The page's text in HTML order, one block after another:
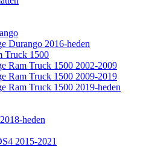
Durango 2016-heden
Truck 1500
Ram Truck 1500 2002-2009
Ram Truck 1500 2009-2019
Ram Truck 1500 2019-heden
heden
2015-2021